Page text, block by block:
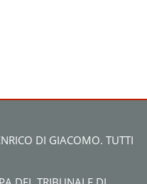
DI GIACOMO. TUTTI